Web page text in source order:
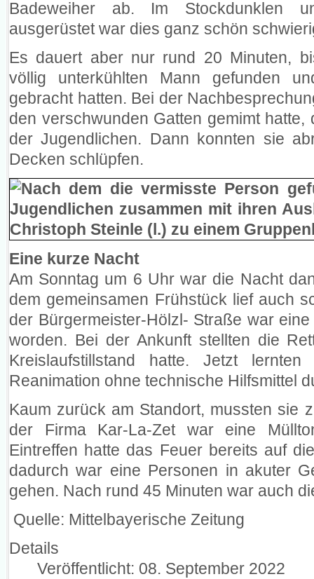
Badeweiher ab. Im Stockdunklen
ausgerüstet war dies ganz schön
Es dauert aber nur rund 20 Minuten,
völlig unterkühlten Mann gefunden
gebracht hatten. Bei der
den verschwunden Gatten gemimt
der Jugendlichen. Dann konnten sie
Decken schlüpfen.
Eine kurze Nacht
Am Sonntag um 6 Uhr war die Nacht
dem gemeinsamen Frühstück lief auch
der Bürgermeister-Hölzl- Straße war
worden. Bei der Ankunft stellten die
Kreislaufstillstand hatte. Jetzt
Reanimation ohne technische Hilfsmittel
Kaum zurück am Standort, mussten sie
der Firma Kar-La-Zet war eine
Eintreffen hatte das Feuer bereits auf
dadurch war eine Personen in akuter
gehen. Nach rund 45 Minuten war auch
Quelle: Mittelbayerische Zeitung
Details
Veröffentlicht: 08. September 2022